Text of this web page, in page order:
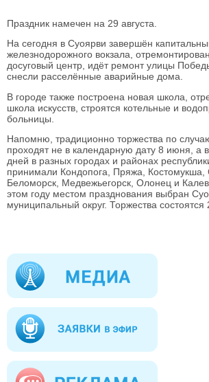
Праздник намечен на 29 августа.
На сегодня в Суоярви завершён
железнодорожного вокзала,
досуговый центр, идёт ремонт улицы
снесли расселённые аварийные дома.
В городе также построена новая школа,
школа искусств, строятся котельные и
больницы.
Напомню, традиционно торжества по
проходят не в календарную дату 8 июня, а
дней в разных городах и районах
принимали Кондопога, Пряжа, Костомукша,
Беломорск, Медвежьегорск, Олонец и
этом году местом празднования выбран
муниципальный округ. Торжества состоятся